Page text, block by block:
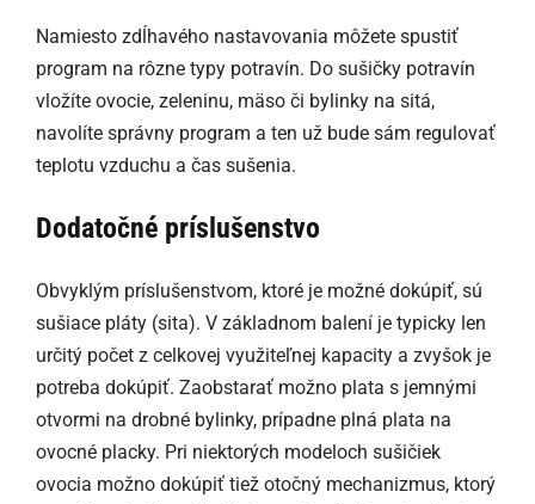
Namiesto zdĺhavého nastavovania môžete spustiť
program na rôzne typy potravín. Do sušičky potravín
vložíte ovocie, zeleninu, mäso či bylinky na sitá,
navolíte správny program a ten už bude sám regulovať
teplotu vzduchu a čas sušenia.
Dodatočné príslušenstvo
Obvyklým príslušenstvom, ktoré je možné dokúpiť, sú
sušiace pláty (sita). V základnom balení je typicky len
určitý počet z celkovej využiteľnej kapacity a zvyšok je
potreba dokúpiť. Zaobstarať možno plata s jemnými
otvormi na drobné bylinky, prípadne plná plata na
ovocné placky. Pri niektorých modeloch sušičiek
ovocia možno dokúpiť tiež otočný mechanizmus, ktorý